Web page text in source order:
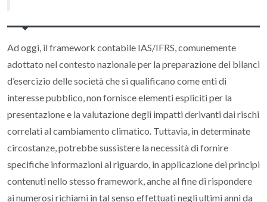
Ad oggi, ilframework contabile IAS/IFRS, comunemente
adottato nel contesto nazionale per la preparazione dei bilanci
d’esercizio delle società che si qualificano come enti di
interesse pubblico, non fornisce elementi espliciti per la
presentazione e la valutazione degli impatti derivanti dai rischi
correlati al cambiamento climatico. Tuttavia, in determinate
circostanze, potrebbe sussistere la necessità di fornire
specifiche informazioni al riguardo, in applicazione dei principi
contenuti nello stesso framework, anche al fine di rispondere
ai numerosi richiami in tal senso effettuati negli ultimi anni da